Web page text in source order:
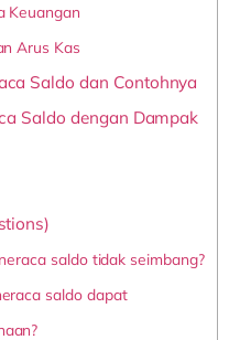
Keuangan
Arus Kas
Saldo dan Contohnya
Saldo dengan Dampak
saldo tidak seimbang?
saldo dapat